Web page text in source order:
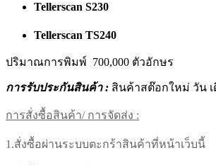
Tellerscan S230
Tellerscan TS240
ปริมาณการพิมพ์ 700,000 ตัวอักษร
การรับประกันสินค้า : สินค้าสต๊อกใหม่ วัน เ
การสั่งซื้อสินค้า/ การจัดส่ง :
1.สั่งซื้อผ่านระบบตะกร้าสินค้าที่หน้าเว็บนี้